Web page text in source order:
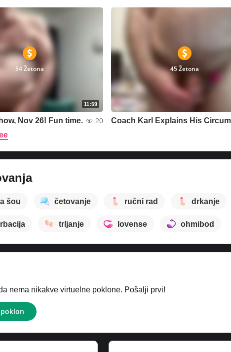
11:59
54 Žetona
Nov 26! Fun time. 20
45 Žetona
šou četovanje ručni rad drkanje
trljanje lovense ohmibod
nema nikakve virtuelne poklone. Pošalji prvi!